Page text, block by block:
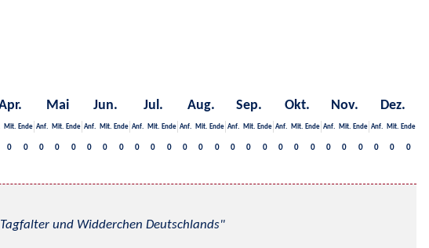
Mai Jun. Jul. Aug. Sep. Okt. Nov. Dez.
Mit. Ende Anf. Mit. Ende Anf. Mit. Ende Anf. Mit. Ende Anf. Mit. Ende Anf. Mit. Ende Anf. Mit. Ende Anf. Mit. Ende Anf. Mit. Ende
0 0 0 0 0 0 0 0 0 0 0 0 0 0 0 0 0 0 0 0 0 0 0 0 0 0
und Widderchen Deutschlands